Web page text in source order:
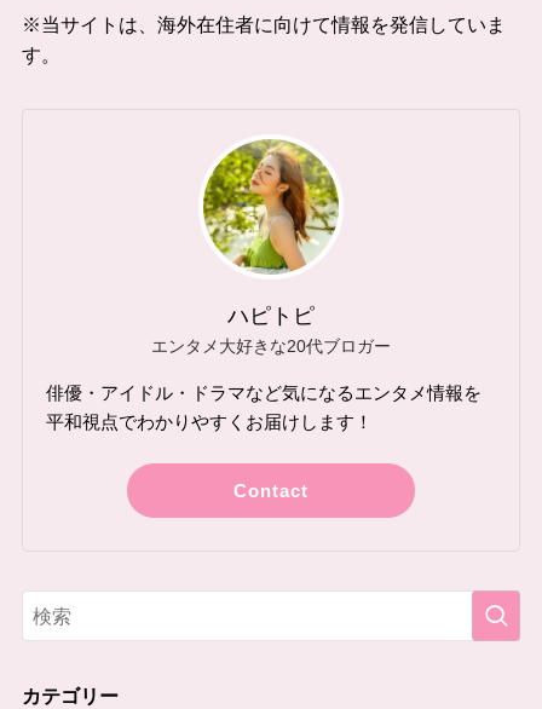
※当サイトは、海外在住者に向けて情報を発信していま
す。
ハピトピ
エンタメ大好きな20代ブロガー
俳優・アイドル・ドラマなど気になるエンタメ情報を
平和視点でわかりやすくお届けします！
Contact
カテゴリー